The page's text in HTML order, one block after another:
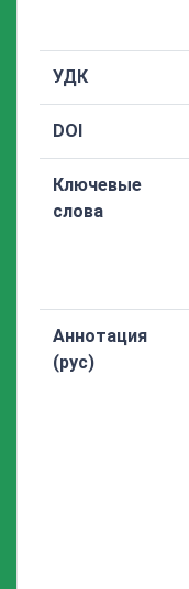
УДК
DOI
Ключевые
слова
Аннотация
(рус)